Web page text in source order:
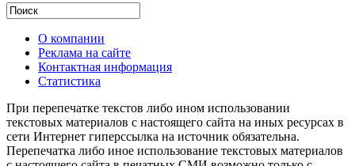
О компании
Реклама на сайте
Контактная информация
Статистика
При перепечатке текстов либо ином использовании
текстовых материалов с настоящего сайта на иных ресурсах в
сети Интернет гиперссылка на источник обязательна.
Перепечатка либо иное использование текстовых материалов